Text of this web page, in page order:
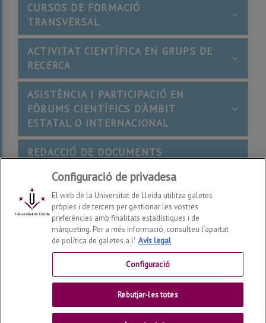
CURSOS DE FORMACIÓ
TRANSVERSAL
ACTIVITAT CIENTÍFICA EN GRUPS DE
RECERCA
ASISTÈNCIA I PARTICIPACIÓ EN
FÒRUMS CIENTÍFICS D'ÀMBIT
ESTATAL O INTERNACIONAL
REDACCIÓ DE DOCUMENTS
MOBILITAT
Darrera modificació:dilluns, 27 de de juliol de 2026
Escola de Doctorat2026© | Telf: +34 973 702 043
Universitat de Lleida
Configuració de privadesa
El web de la Universitat de Lleida utilitza galetes
pròpies i de tercers per gestionar les vostres
preferències amb finalitats estadístiques i de
màrqueting. Per a més informació, consulteu l’apartat
de política de galetes a l' Avís legal
Configuració
Rebutjar-les totes